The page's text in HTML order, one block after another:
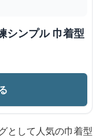
シンプル 巾着型
として人気の巾着型